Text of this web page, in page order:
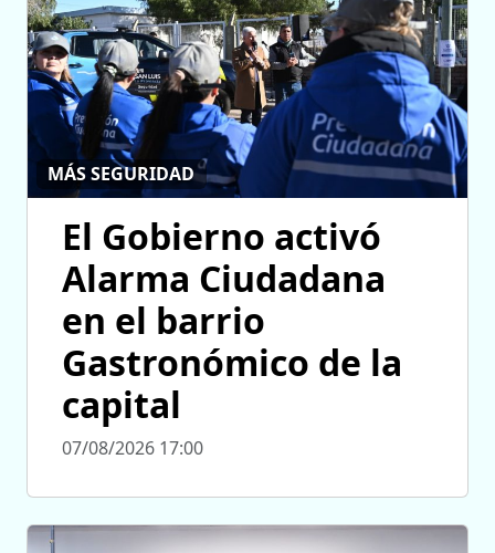
MÁS SEGURIDAD
El Gobierno activó
Alarma Ciudadana
en el barrio
Gastronómico de la
capital
07/08/2026 17:00